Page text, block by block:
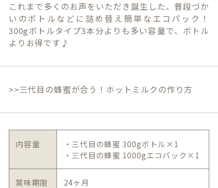
これまで多くのお声をいただき誕生した、普段づか
いのボトルなどに詰め替え簡単なエコパック！
300gボトルタイプ3本分よりも多い容量で、ボトル
よりお得です♪
>>三代目の蜂蜜が合う！ホットミルクの作り方
内容量
・三代目の蜂蜜 300gボトル×1
・三代目の蜂蜜 1000gエコパック×1
賞味期限 24ヶ月